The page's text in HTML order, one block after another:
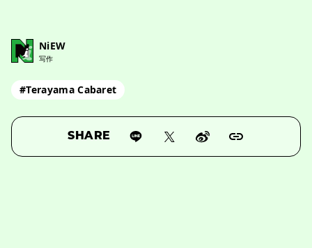
NiEW
写作
#Terayama Cabaret
SHARE